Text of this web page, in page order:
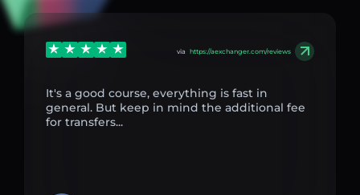
via https://aexchanger.com/reviews
It's a good course, everything is fast in
general. But keep in mind the additional fee
for transfers...